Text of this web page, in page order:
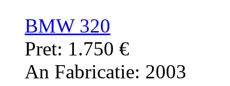
BMW 320
Pret: 1.750 €
An Fabricatie: 2003